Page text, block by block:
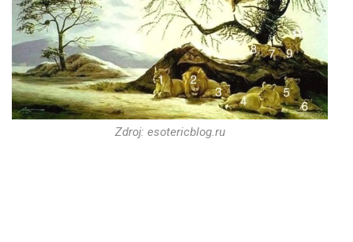
Zdroj: esotericblog.ru